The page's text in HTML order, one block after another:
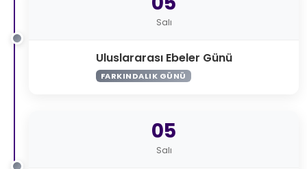
Salı
Uluslararası Ebeler Günü
FARKINDALIK GÜNÜ
05
Salı